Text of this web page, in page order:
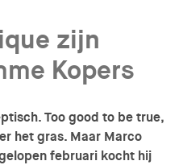
zijn
Kopers
Too good to be true,
het gras. Maar Marco
februari kocht hij